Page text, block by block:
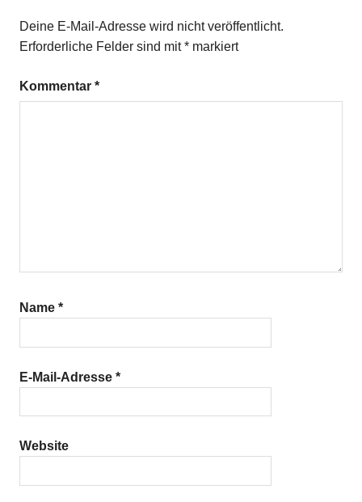
Deine E-Mail-Adresse wird nicht veröffentlicht.
Erforderliche Felder sind mit* markiert
Kommentar *
Name *
E-Mail-Adresse *
Website